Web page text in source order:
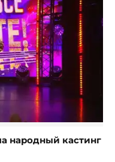
народный кастинг